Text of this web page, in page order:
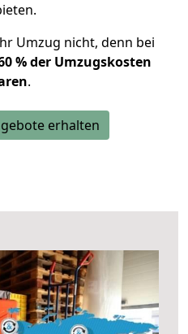
Umzug nicht, denn bei
% der Umzugskosten
.
erhalten